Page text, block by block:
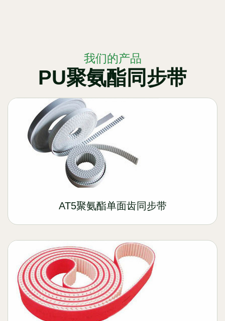
我们的产品
PU聚氨酯同步带
AT5聚氨酯单面齿同步带